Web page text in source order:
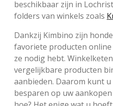
beschikbaar zijn in
folders van winkels zoals
Dankzij Kimbino zijn
favoriete producten
ze nodig hebt.
vergelijkbare producten
aanbieden. Daarom kunt
besparen op uw